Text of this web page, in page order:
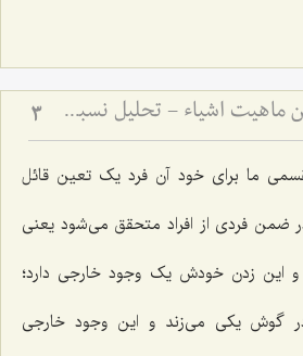
اصالت وجود و تبیین ماهیت اشیاء - تحلیل نسبت میان وجود واحد و کثرت ماهیات خارجی 3
ما برای خود آن فرد یک تعین قائل
ضمن فردی از افراد متحقق می‌شود یعنی
این زدن خودش یک وجود خارجی دارد؛
گوش یکی می‌زند و این وجود خارجی